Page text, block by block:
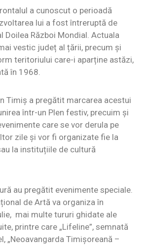
a cunoscut o perioadă
lui a fost întreruptă de
Doilea Război Mondial. Actuala
vestic județ al țării, precum și
teritoriului care-i aparține astăzi,
în 1968.
Timiș a pregătit marcarea acestui
într-un Plen festiv, precuim și
care se vor derula pe
zile și vor fi organizate fie la
la instituțiile de cultură
au pregătit evenimente speciale.
de Artă va organiza în
mai multe tururi ghidate ale
printre care „Lifeline”, semnată
„Neoavangarda Timișoreană –